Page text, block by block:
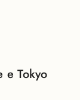
e Tokyo